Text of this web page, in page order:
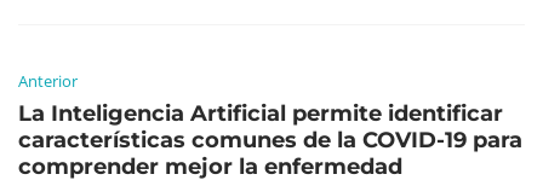
Anterior
La Inteligencia Artificial permite identificar
características comunes de la COVID-19 para
comprender mejor la enfermedad